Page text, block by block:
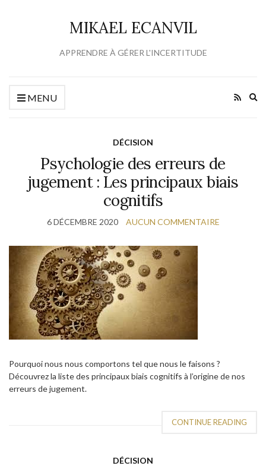
MIKAEL ECANVIL
APPRENDRE À GÉRER L'INCERTITUDE
MENU
DÉCISION
Psychologie des erreurs de
jugement : Les principaux biais
cognitifs
6 DÉCEMBRE 2020 AUCUN COMMENTAIRE
Pourquoi nous nous comportons tel que nous le faisons ?
Découvrez la liste des principaux biais cognitifs à l’origine de nos
erreurs de jugement.
CONTINUE READING
DÉCISION